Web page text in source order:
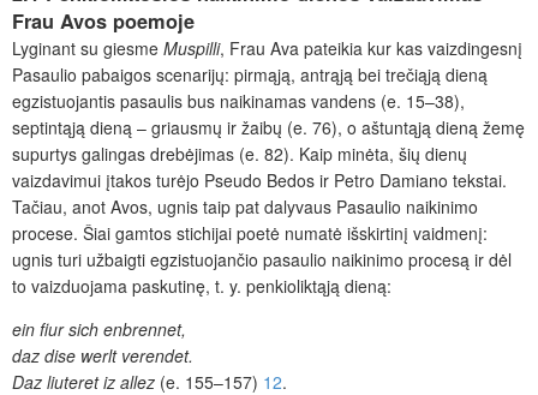
Frau Avos poemoje
Lyginant su giesme Muspilli, Frau Ava pateikia kur kas vaizdingesnį
Pasaulio pabaigos scenarijų: pirmąją, antrąją bei trečiąją dieną
egzistuojantis pasaulis bus naikinamas vandens (e. 15–38),
septintąją dieną – griausmų ir žaibų (e. 76), o aštuntąją dieną žemę
supurtys galingas drebėjimas (e. 82). Kaip minėta, šių dienų
vaizdavimui įtakos turėjo Pseudo Bedos ir Petro Damiano tekstai.
Tačiau, anot Avos, ugnis taip pat dalyvaus Pasaulio naikinimo
procese. Šiai gamtos stichijai poetė numatė išskirtinį vaidmenį:
ugnis turi užbaigti egzistuojančio pasaulio naikinimo procesą ir dėl
to vaizduojama paskutinę, t. y. penkioliktąją dieną:
ein fiur sich enbrennet,
daz dise werlt verendet.
Daz liuteret iz allez (e. 155–157) 12.